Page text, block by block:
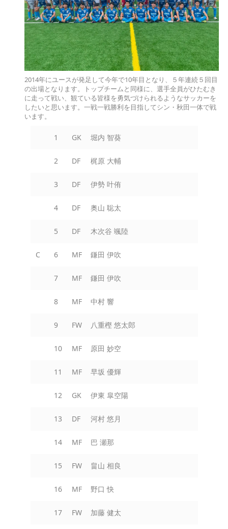
2014年にユースが発足して今年で10年目となり、５年連続５回目
の出場となります。トップチームと同様に、選手全員がひたむき
に走って戦い、観ている皆様を勇気づけられるようなサッカーを
したいと思います。一戦一戦勝利を目指してシン・秋田一体で戦
います。
1 GK 堀内 智葵
2 DF 梶原 大輔
3 DF 伊勢 叶侑
4 DF 奥山 聡太
5 DF 木次谷 颯陸
C 6 MF 鎌田 伊吹
7 MF 鎌田 伊吹
8 MF 中村 響
9 FW 八重樫 悠太郎
10 MF 原田 妙空
11 MF 早坂 優輝
12 GK 伊東 皐空陽
13 DF 河村 悠月
14 MF 巴 瀬那
15 FW 畠山 相良
16 MF 野口 快
17 FW 加藤 健太